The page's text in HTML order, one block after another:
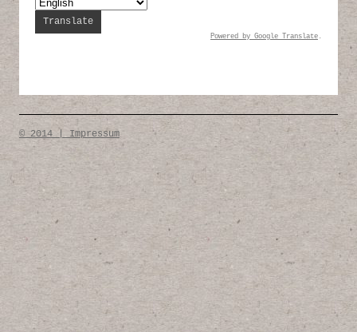
Powered by Google Translate .
© 2014 | Impressum